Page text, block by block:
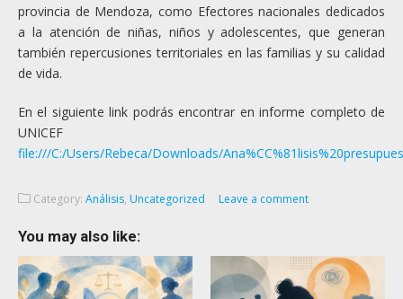
provincia de Mendoza, como Efectores nacionales dedicados
a la atención de niñas, niños y adolescentes, que generan
también repercusiones territoriales en las familias y su calidad
de vida.
En el siguiente link podrás encontrar en informe completo de
UNICEF
file:///C:/Users/Rebeca/Downloads/
Category: Análisis, Uncategorized Leave a comment
You may also like: